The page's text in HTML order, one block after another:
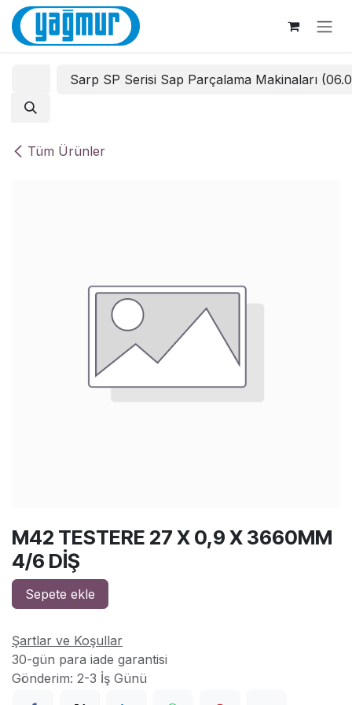
İçereği Atla
Tüm Ürünler
Sarp SP Serisi Sap Parçalama Makinaları
M42 TESTERE 27 X 0,9 X 3660MM
4/6 DİŞ
Sepete ekle
Şartlar ve Koşullar
30-gün para iade garantisi
Gönderim: 2-3 İş Günü